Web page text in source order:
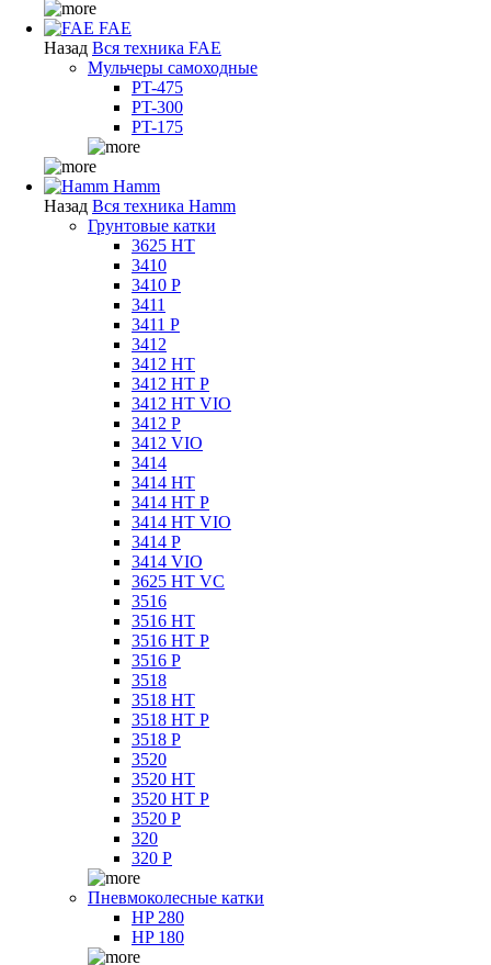
FAE
Назад Вся техника FAE
Мульчеры самоходные
PT-475
PT-300
PT-175
Hamm
Назад Вся техника Hamm
Грунтовые катки
3625 HT
3410
3410 P
3411
3411 P
3412
3412 HT
3412 HT P
3412 HT VIO
3412 P
3412 VIO
3414
3414 HT
3414 HT P
3414 HT VIO
3414 P
3414 VIO
3625 HT VC
3516
3516 HT
3516 HT P
3516 P
3518
3518 HT
3518 HT P
3518 P
3520
3520 HT
3520 HT P
3520 P
320
320 P
Пневмоколесные катки
HP 280
HP 180